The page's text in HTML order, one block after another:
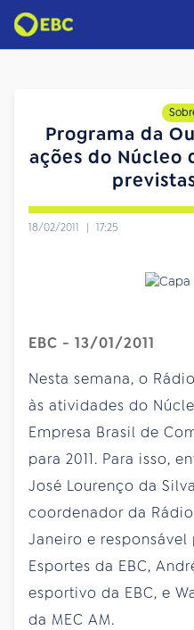
Programa da
ações do Núcleo
18/02/2011 | 17:25
EBC - 13/01/2011
Nesta semana, o
às atividades do
Empresa Brasil de
para 2011. Para isso,
José Lourenço da
coordenador da
Janeiro e
Esportes da EBC,
esportivo da EBC, e
da MEC AM.